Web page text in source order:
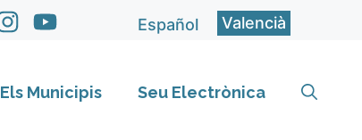
Español Valencià
Els Municipis Seu Electrònica